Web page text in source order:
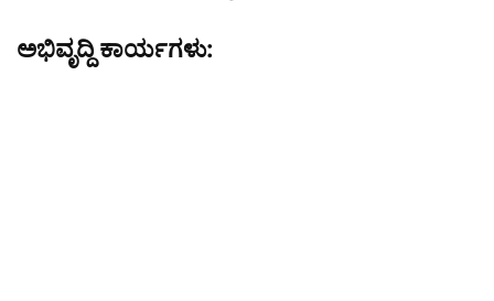
ಅಭಿವೃದ್ದಿ ಕಾರ್ಯಗಳು: